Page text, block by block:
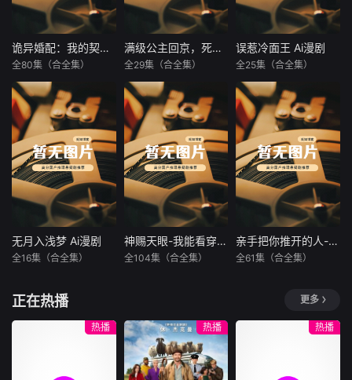
诡异婚配：我的契约老公是诡帝 Ai漫剧
暂无内容
诡异婚配：我的契约老公是诡帝 Ai漫剧
全80集（合全集）
满级公主回京，死对头疯了 Ai漫剧
暂无内容
满级公主回京，死对头疯了 Ai漫剧
全29集（合全集）
误惹冷面王 Ai漫剧
暂无内容
误惹冷面王 Ai漫剧
全25集（合全集）
无月入浅梦 Ai漫剧
暂无内容
无月入浅梦 Ai漫剧
全16集（合全集）
神赐天眼-我能看穿万物神赐天眼-我能看穿万物
全104集（合全集）
亲手把你推开的人-永远别再回来 亲手把你推开的人-永远别再回来
全61集（合全集）
正在热播 更多
热播 热播 热播